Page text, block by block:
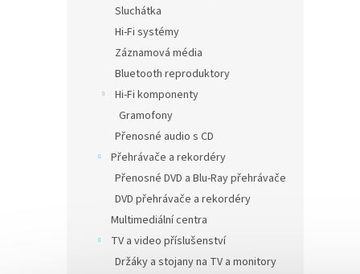
Sluchátka
Hi-Fi systémy
Záznamová média
Bluetooth reproduktory
Hi-Fi komponenty
Gramofony
Přenosné audio s CD
Přehrávače a rekordéry
Přenosné DVD a Blu-Ray přehrávače
DVD přehrávače a rekordéry
Multimediální centra
TV a video příslušenství
Držáky a stojany na TV a monitory